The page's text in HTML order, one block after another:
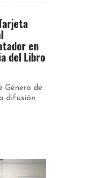
en
del Libro
Género de
difusión